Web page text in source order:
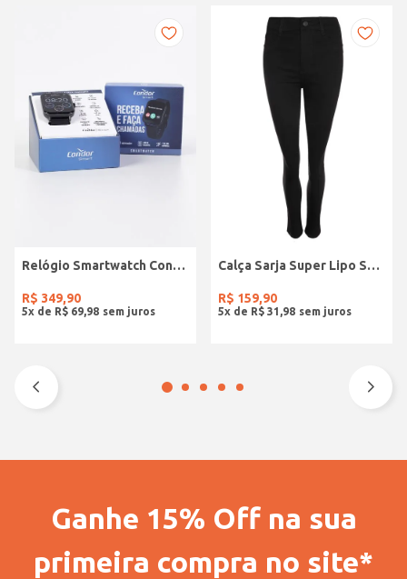
Relógio Smartwatch Condor PRETO
R$ 349,90
5x de R$ 69 98
Calça Sarja Super Lipo Sawary Feminina Preto
R$ 159,90
5x de R$ 31 98
Ganhe 15% Off na sua
primeira compra no site*